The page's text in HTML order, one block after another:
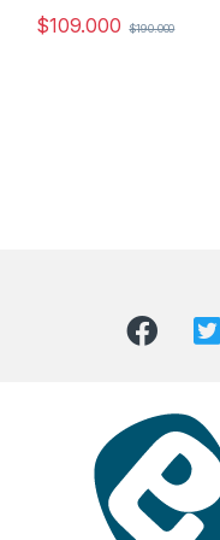
$109.000 $190.000